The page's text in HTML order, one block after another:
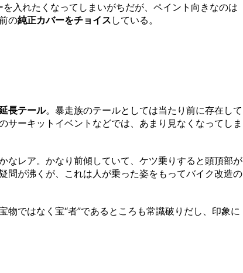
入れたくなってしまいがちだが、ペイント向きなのは
の純正カバーをチョイス している。
長テール。暴走族のテールとしては当たり前に存在して
サーキットイベントなどでは、あまり見なくなってしま
なレア。かなり前傾していて、ケツ乗りすると頭頂部が
が沸くが、これは人が乗った姿をもってバイク改造の
物ではなく宝“者”であるところも常識破りだし、印象に